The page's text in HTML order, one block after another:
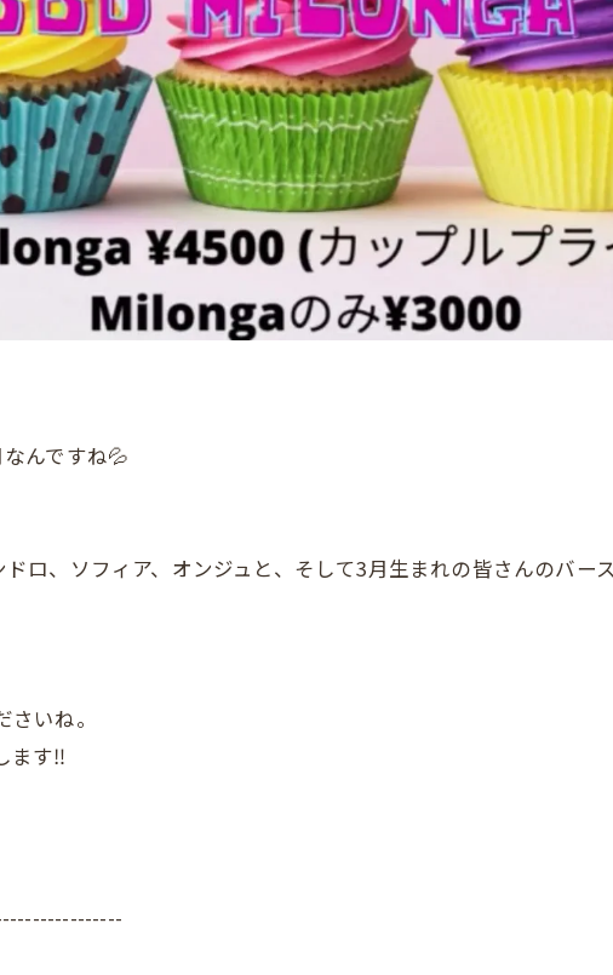
んですね💦
ロ、ソフィア、オンジュと、そして3月生まれの皆さんのバー
いね。
ます‼️